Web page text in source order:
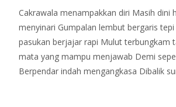
Cakrawala menampakkan diri Masih dini
menyinari Gumpalan lembut bergaris
pasukan berjajar rapi Mulut terbungkam
mata yang mampu menjawab Demi
Berpendar indah mengangkasa Dibalik